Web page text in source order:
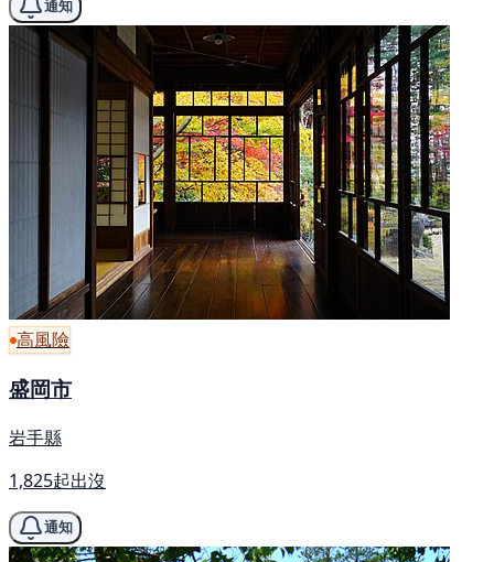
通知
高風險
盛岡市
岩手縣
1,825起出沒
通知